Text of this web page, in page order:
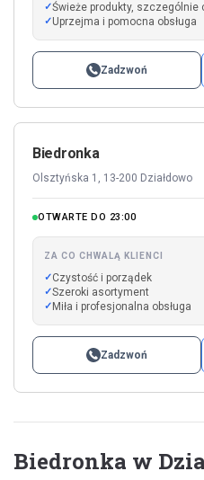
Świeże produkty, szczególnie
Uprzejma i pomocna obsługa
Zadzwoń
Biedronka
Olsztyńska 1, 13-200 Działdowo
OTWARTE DO 23:00
ZA CO CHWALĄ KLIENCI
Czystość i porządek
Szeroki asortyment
Miła i profesjonalna obsługa
Zadzwoń
Biedronka w